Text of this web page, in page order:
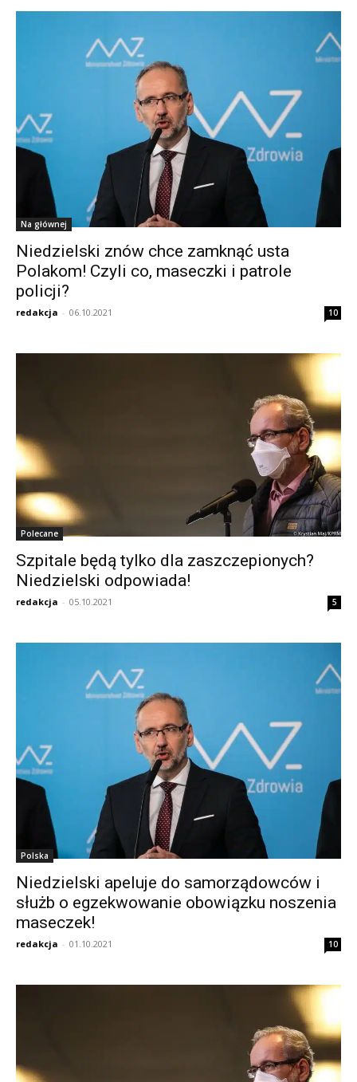
Na głównej
Niedzielski znów chce zamknąć usta
Polakom! Czyli co, maseczki i patrole
policji?
redakcja - 06.10.2021 10
Polecane
Szpitale będą tylko dla zaszczepionych?
Niedzielski odpowiada!
redakcja - 05.10.2021 5
Polska
Niedzielski apeluje do samorządowców i
służb o egzekwowanie obowiązku noszenia
maseczek!
redakcja - 01.10.2021 10